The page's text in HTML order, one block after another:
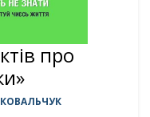
про